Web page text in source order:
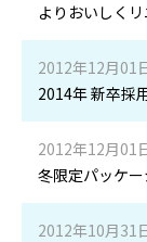
よりおいしく
2012年12月01
2014年 新卒採
2012年12月01
冬限定パッケー
2012年10月31